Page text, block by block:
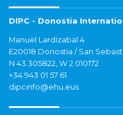
DIPC - Donostia
Manuel Lardizabal 4
E20018 Donostia / San
N 43.305822, W 2.010172
+34 943 01 57 61
dipcinfo@ehu.eus